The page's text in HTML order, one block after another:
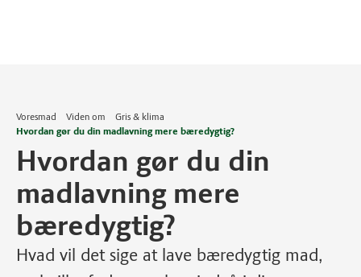
Voresmad Viden om
Gris & klima
Hvordan gør du din madlavning mere bæredygtig?
Hvordan gør du din
madlavning mere
bæredygtig?
Hvad vil det sige at lave bæredygtig mad,